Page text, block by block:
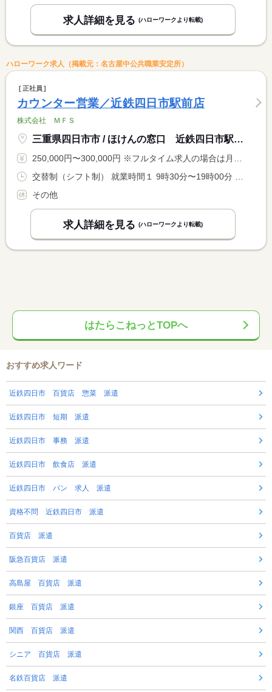
求人詳細を見る (ハローワークより転載)
ハローワーク求人（掲載元：名古屋中公共職業安定所）
正社員
カウンター営業／近鉄四日市駅前店
株式会社 ＭＦＳ
三重県四日市市 / ほけんの窓口 近鉄四日市駅前店
250,000円〜300,000円 ※フルタイム求人の場合は月額（換算額）、パート求人の場合は時間額を表示しています。
その他
求人詳細を見る (ハローワークより転載)
はたらこねっとTOPへ
おすすめ求人ワード
近鉄四日市 百貨店 惣菜 派遣
近鉄四日市 短期 派遣
近鉄四日市 事務 派遣
近鉄四日市 飲食店 派遣
近鉄四日市 パン 求人 派遣
資格不問 近鉄四日市 派遣
百貨店 派遣
阪急百貨店 派遣
高島屋 百貨店 派遣
銀座 百貨店 派遣
関西 百貨店 派遣
シニア 百貨店 派遣
名鉄百貨店 派遣